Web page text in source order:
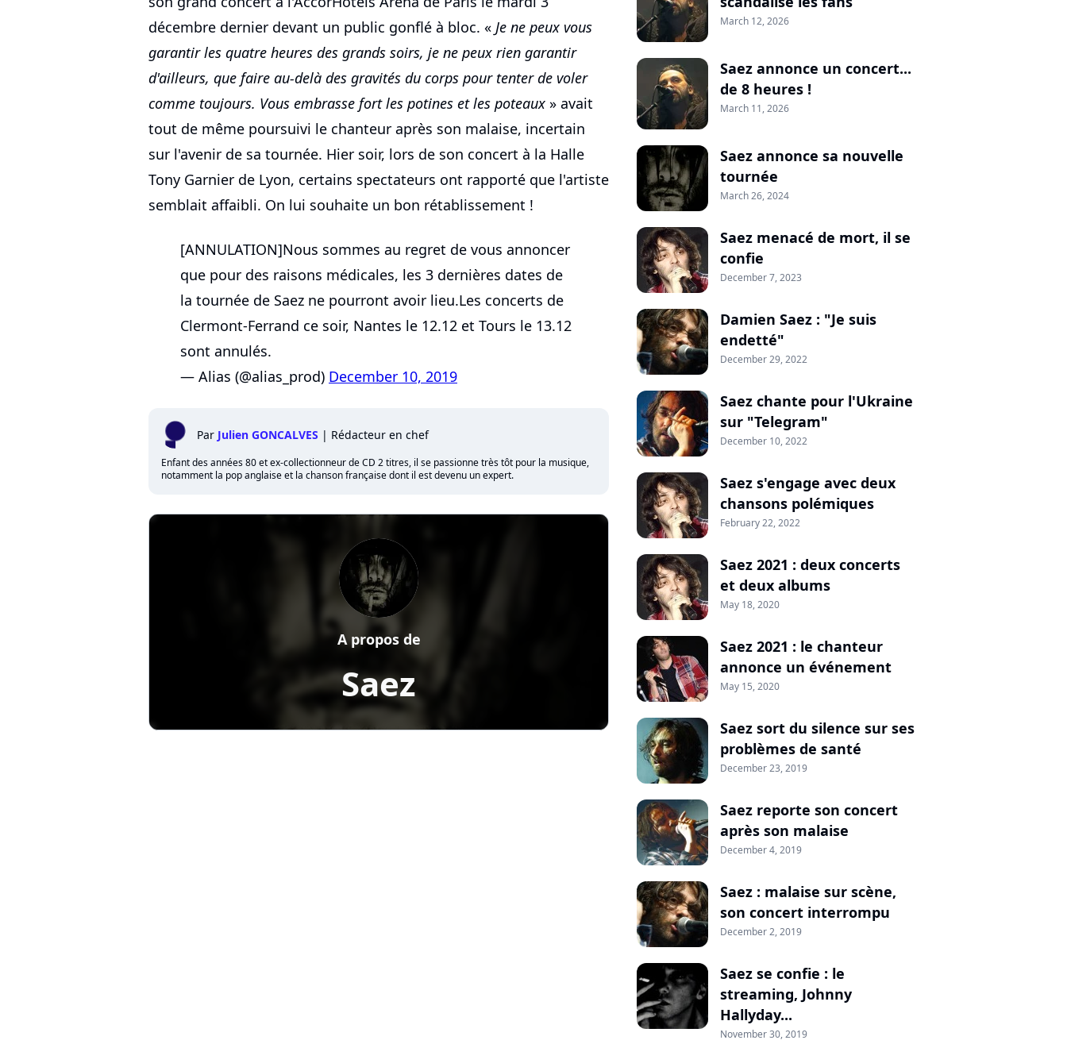
décembre dernier devant un public gonflé à bloc. « Je ne peux vous
garantir les quatre heures des grands soirs, je ne peux rien garantir
d'ailleurs, que faire au-delà des gravités du corps pour tenter de voler
comme toujours. Vous embrasse fort les potines et les poteaux » avait
tout de même poursuivi le chanteur après son malaise, incertain
sur l'avenir de sa tournée. Hier soir, lors de son concert à la Halle
Tony Garnier de Lyon, certains spectateurs ont rapporté que l'artiste
semblait affaibli. On lui souhaite un bon rétablissement !
[ANNULATION]Nous sommes au regret de vous annoncer
que pour des raisons médicales, les 3 dernières dates de
la tournée de Saez ne pourront avoir lieu.Les concerts de
Clermont-Ferrand ce soir, Nantes le 12.12 et Tours le 13.12
sont annulés.
— Alias (@alias_prod) December 10, 2019
Par Julien GONCALVES | Rédacteur en chef
Enfant des années 80 et ex-collectionneur de CD 2 titres, il se passionne très tôt pour la musique,
notamment la pop anglaise et la chanson française dont il est devenu un expert.
Saez
A propos de
March 12, 2026
Saez annonce un concert...
de 8 heures !
March 11, 2026
Saez annonce sa nouvelle
tournée
March 26, 2024
Saez menacé de mort, il se
confie
December 7, 2023
Damien Saez : "Je suis
endetté"
December 29, 2022
Saez chante pour l'Ukraine
sur "Telegram"
December 10, 2022
Saez s'engage avec deux
chansons polémiques
February 22, 2022
Saez 2021 : deux concerts
et deux albums
May 18, 2020
Saez 2021 : le chanteur
annonce un événement
May 15, 2020
Saez sort du silence sur ses
problèmes de santé
December 23, 2019
Saez reporte son concert
après son malaise
December 4, 2019
Saez : malaise sur scène,
son concert interrompu
December 2, 2019
Saez se confie : le
streaming, Johnny
Hallyday...
November 30, 2019